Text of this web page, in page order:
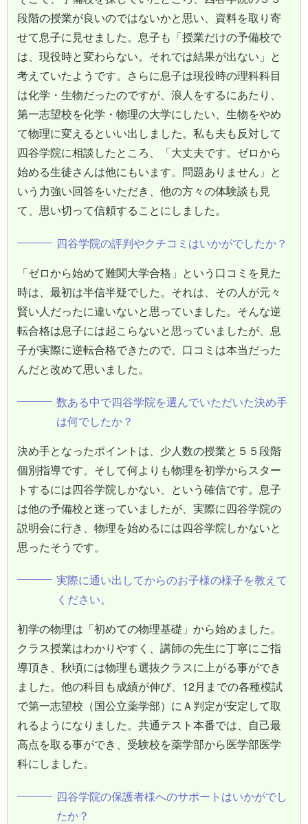
段階の授業が良いのではないかと思い、資料を取り寄
せて息子に見せました。息子も「授業だけの予備校で
は、現役時と変わらない。それでは結果が出ない」と
考えていたようです。さらに息子は現役時の理科科目
は化学・生物だったのですが、浪人をするにあたり、
第一志望校を化学・物理の大学にしたい、生物をやめ
て物理に変えるといい出しました。私も夫も反対して
四谷学院に相談したところ、「大丈夫です。ゼロから
始める生徒さんは他にもいます。問題ありません」と
いう力強い回答をいただき、他の方々の体験談も見
て、思い切って信頼することにしました。
四谷学院の評判やクチコミはいかがでしたか？
「ゼロから始めて難関大学合格」という口コミを見た
時は、最初は半信半疑でした。それは、その人が元々
賢い人だったに違いないと思っていました。そんな逆
転合格は息子には起こらないと思っていましたが、息
子が実際に逆転合格できたので、口コミは本当だった
んだと改めて思いました。
数ある中で四谷学院を選んでいただいた決め手
は何でしたか？
決め手となったポイントは、少人数の授業と５５段階
個別指導です。そして何よりも物理を初学からスター
トするには四谷学院しかない、という確信です。息子
は他の予備校と迷っていましたが、実際に四谷学院の
説明会に行き、物理を始めるには四谷学院しかないと
思ったそうです。
実際に通い出してからのお子様の様子を教えて
ください。
初学の物理は「初めての物理基礎」から始めました。
クラス授業はわかりやすく、講師の先生に丁寧にご指
導頂き、秋頃には物理も選抜クラスに上がる事ができ
ました。他の科目も成績が伸び、12月までの各種模試
で第一志望校（国公立薬学部）にＡ判定が安定して取
れるようになりました。共通テスト本番では、自己最
高点を取る事ができ、受験校を薬学部から医学部医学
科にしました。
四谷学院の保護者様へのサポートはいかがでし
たか？